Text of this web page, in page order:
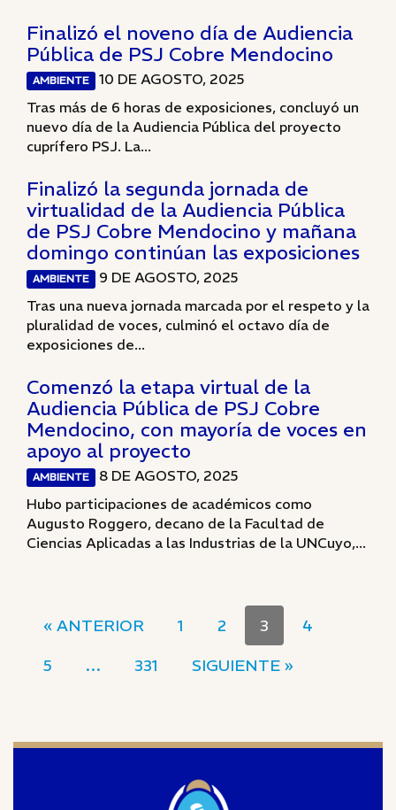
Finalizó el noveno día de Audiencia
Pública de PSJ Cobre Mendocino
AMBIENTE
10 DE AGOSTO, 2025
Tras más de 6 horas de exposiciones, concluyó un
nuevo día de la Audiencia Pública del proyecto
cuprífero PSJ. La...
Finalizó la segunda jornada de
virtualidad de la Audiencia Pública
de PSJ Cobre Mendocino y mañana
domingo continúan las exposiciones
AMBIENTE
9 DE AGOSTO, 2025
Tras una nueva jornada marcada por el respeto y la
pluralidad de voces, culminó el octavo día de
exposiciones de...
Comenzó la etapa virtual de la
Audiencia Pública de PSJ Cobre
Mendocino, con mayoría de voces en
apoyo al proyecto
AMBIENTE
8 DE AGOSTO, 2025
Hubo participaciones de académicos como
Augusto Roggero, decano de la Facultad de
Ciencias Aplicadas a las Industrias de la UNCuyo,...
« ANTERIOR 1 2 3
4
5
… 331 SIGUIENTE »